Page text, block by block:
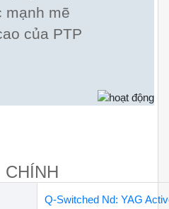
mạnh mẽ
của PTP
CHÍNH
Q-Switched Nd: YAG